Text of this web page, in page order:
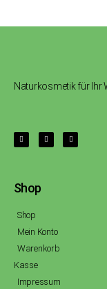
Naturkosmetik für Ihr
Shop
Shop
Mein Konto
Warenkorb
Kasse
Impressum